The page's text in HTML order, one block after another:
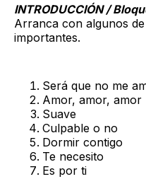
INTRODUCCIÓN /
Arranca con algunos
importantes.
Será que no me
Amor, amor, amor
Suave
Culpable o no
Dormir contigo
Te necesito
Es por ti